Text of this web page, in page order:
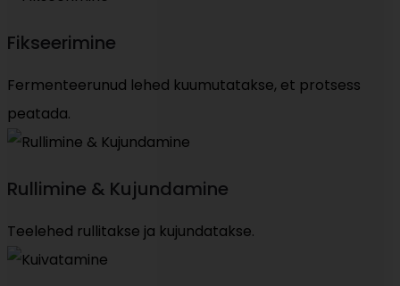
Fikseerimine
Fermenteerunud lehed kuumutatakse, et protsess
peatada.
Rullimine & Kujundamine
Teelehed rullitakse ja kujundatakse.